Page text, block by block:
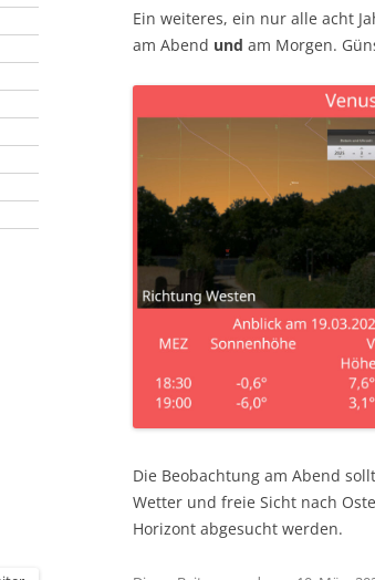
Ein weiteres, ein nur alle acht
am Abend und am Morgen.
Die Beobachtung am Abend
Wetter und freie Sicht nach
Horizont abgesucht werden.